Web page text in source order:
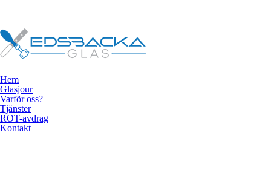
Hem
Glasjour
Varför oss?
Tjänster
ROT-avdrag
Kontakt